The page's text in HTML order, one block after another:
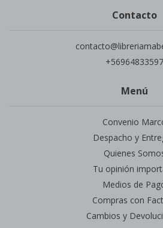
Contacto
+56964833597
Menú
Convenio
Despacho y
Quienes
Tu opinión
Medios de
Compras con
Cambios y